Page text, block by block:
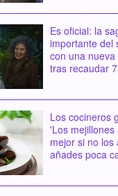
Es oficial: la
importante del
con una
tras recaudar
Los cocineros
'Los
mejor si no los
añades poca